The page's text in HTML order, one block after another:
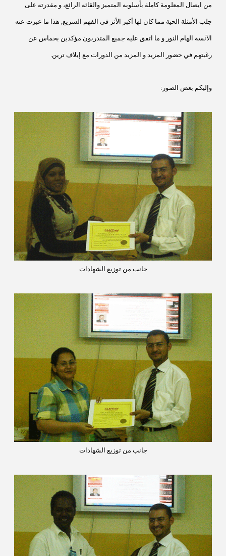
من ايصال المعلومة كاملة بأسلوبه المتميز والقائه الرائع، و مقدرته على
جلب الأمثلة الحية مما كان لها أكبر الأثر في الفهم السريع, هذا ما عبرت عنه
الآنسة الهام النور و ما اتفق عليه جميع المتدربون مؤكدين بحماس عن
رغبتهم في حضور المزيد و المزيد من الدورات مع إيلاف ترين.
وإليكم بعض الصور:
جانب من توزيع الشهادات
جانب من توزيع الشهادات